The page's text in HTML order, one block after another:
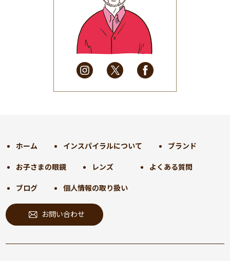
2025年6月(48)
2025年5月
(41)
2025年4月
(32)
2025年3月(31)
2025年2月
(28)
2025年1月
(34)
2024年9月(30)
2024年7月(31)
2024年6月(30)
2024年5月
2024年4月 (32)
2024年2月(31)
ホーム インスパイラルについて ブランド
お子さまの眼鏡 レンズ よくある質問
ブログ 個人情報の取り扱い
お問い合わせ